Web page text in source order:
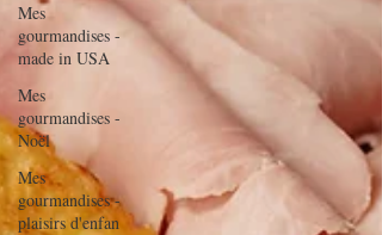
Mes
gourmandises -
made in USA
Mes
gourmandises -
Noël
Mes
gourmandises -
plaisirs d'enfan